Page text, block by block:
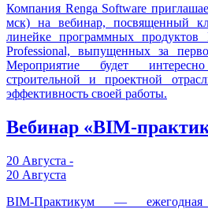
Компания Renga Software
мск) на вебинар, посвященный
линейке программных продуктов
Professional, выпущенных за
Мероприятие будет
строительной и проектной
эффективность своей работы.
Вебинар «BIM-
20 Августа -
20 Августа
BIM-Практикум — ежегодная